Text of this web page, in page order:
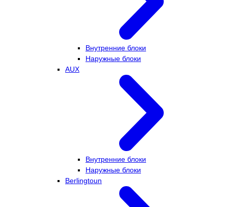
Внутренние блоки
Наружные блоки
AUX
Внутренние блоки
Наружные блоки
Berlingtoun